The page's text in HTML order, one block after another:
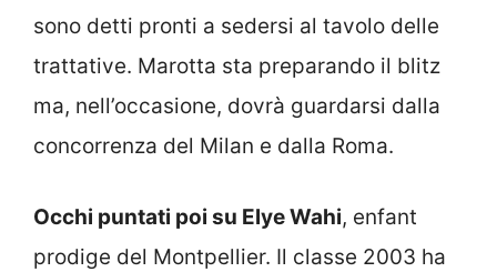
sono detti pronti a sedersi al tavolo delle
trattative. Marotta sta preparando il blitz
ma, nell’occasione, dovrà guardarsi dalla
concorrenza del Milan e dalla Roma.
Occhi puntati poi su Elye Wahi, enfant
prodige del Montpellier. Il classe 2003 ha